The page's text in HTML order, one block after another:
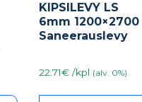
KIPSILEVY LS
6mm 1200×2700
Saneerauslevy
22.71€ /kpl (alv. 0%)